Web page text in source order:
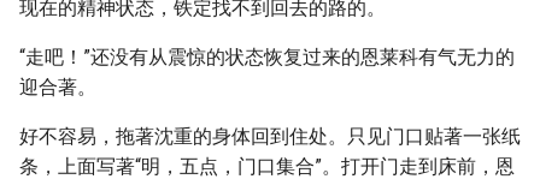
现在的精神状态，铁定找不到回去的路的。
“走吧！”还没有从震惊的状态恢复过来的恩莱科有气无力的
迎合著。
好不容易，拖著沈重的身体回到住处。只见门口贴著一张纸
条，上面写著“明，五点，门口集合”。打开门走到床前，恩